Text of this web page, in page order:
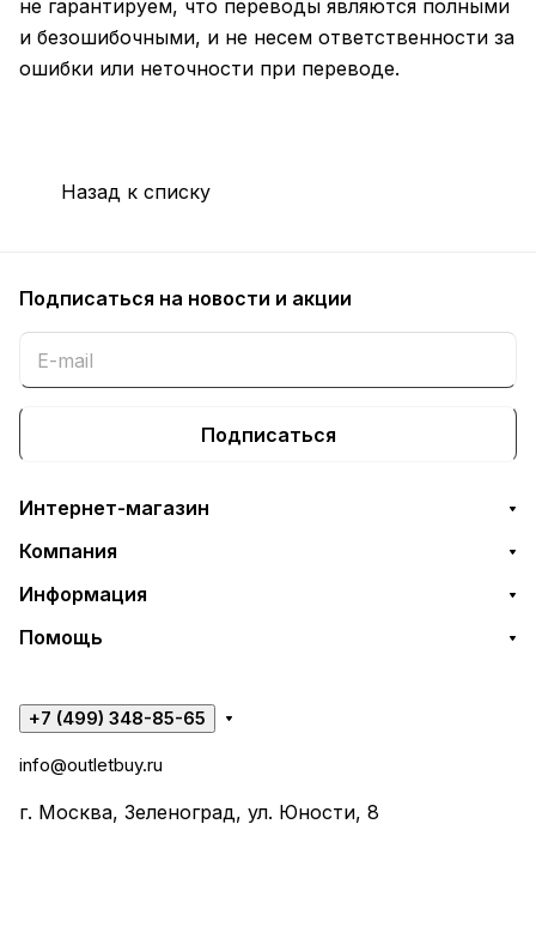
не гарантируем, что переводы являются полными
и безошибочными, и не несем ответственности за
ошибки или неточности при переводе.
Назад к списку
Подписаться на новости и акции
Подписаться
Интернет-магазин
Компания
Информация
Помощь
+7 (499) 348-85-65
info@outletbuy.ru
г. Москва, Зеленоград, ул. Юности, 8